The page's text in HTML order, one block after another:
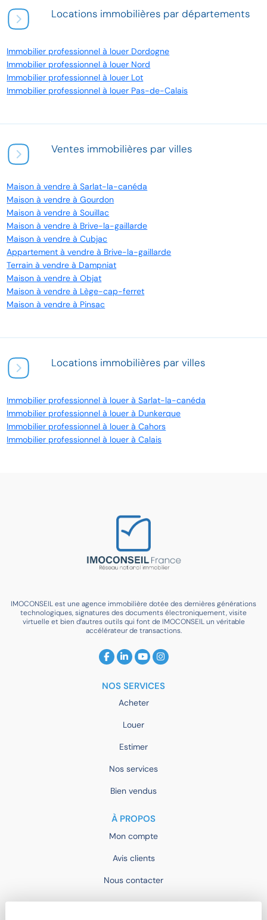
Locations immobilières par départements
Immobilier professionnel à louer Dordogne
Immobilier professionnel à louer Nord
Immobilier professionnel à louer Lot
Immobilier professionnel à louer Pas-de-Calais
Ventes immobilières par villes
Maison à vendre à Sarlat-la-canéda
Maison à vendre à Gourdon
Maison à vendre à Souillac
Maison à vendre à Brive-la-gaillarde
Maison à vendre à Cubjac
Appartement à vendre à Brive-la-gaillarde
Terrain à vendre à Dampniat
Maison à vendre à Objat
Maison à vendre à Lège-cap-ferret
Maison à vendre à Pinsac
Locations immobilières par villes
Immobilier professionnel à louer à Sarlat-la-canéda
Immobilier professionnel à louer à Dunkerque
Immobilier professionnel à louer à Cahors
Immobilier professionnel à louer à Calais
IMOCONSEIL est une agence immobilière dotée des dernières générations
technologiques, signatures des documents électroniquement, visite
virtuelle et bien d’autres outils qui font de IMOCONSEIL un véritable
accélérateur de transactions.
NOS SERVICES
Acheter
Louer
Estimer
Nos services
Bien vendus
À PROPOS
Mon compte
Avis clients
Nous contacter